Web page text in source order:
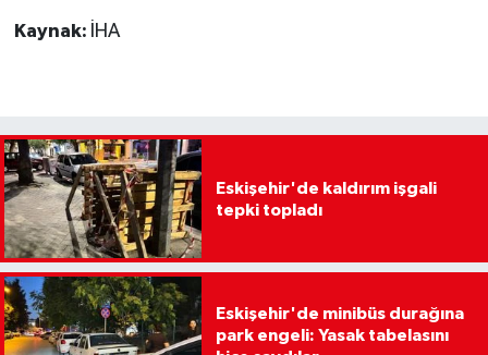
Kaynak: İHA
Eskişehir'de kaldırım işgali
tepki topladı
Eskişehir'de minibüs durağına
park engeli: Yasak tabelasını